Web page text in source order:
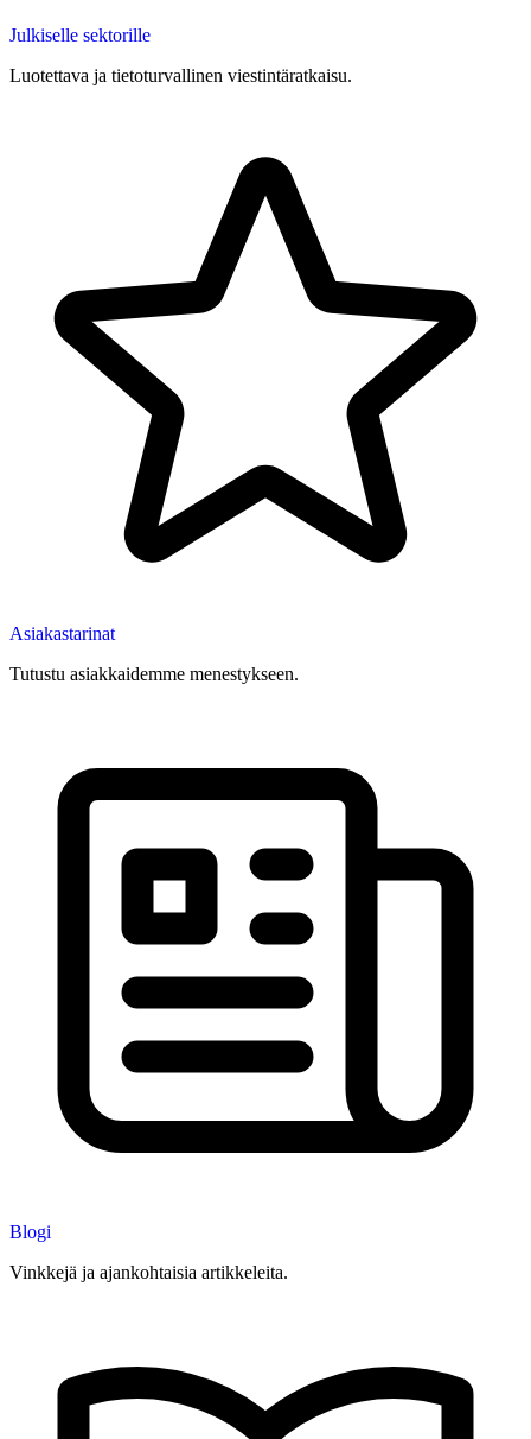
Julkiselle sektorille
Luotettava ja tietoturvallinen viestintäratkaisu.
Asiakastarinat
Tutustu asiakkaidemme menestykseen.
Blogi
Vinkkejä ja ajankohtaisia artikkeleita.